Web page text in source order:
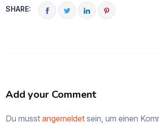
SHARE:
Add your Comment
Du musstangemeldet sein, um einen